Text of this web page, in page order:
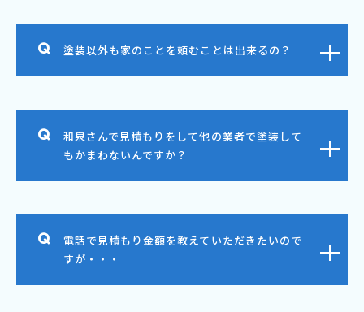
塗装以外も家のことを頼むことは出来るの？
和泉さんで見積もりをして他の業者で塗装して
もかまわないんですか？
電話で見積もり金額を教えていただきたいので
すが・・・